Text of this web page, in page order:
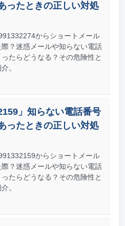
ったときの正しい対処
からショートメール
？迷惑メールや知らない電話
たらどうなる？その危険性と
。
」知らない電話番号
ったときの正しい対処
からショートメール
？迷惑メールや知らない電話
たらどうなる？その危険性と
。